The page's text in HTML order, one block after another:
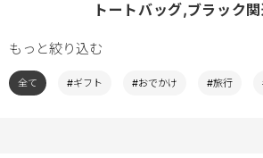
トートバッグ,ブラック
もっと絞り込む
全て #ギフト #おでかけ #旅行